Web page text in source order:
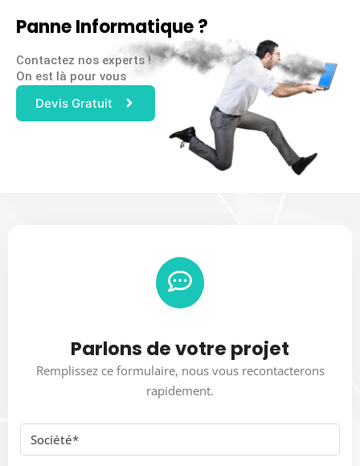
Panne Informatique ?
Contactez nos experts !
On est là pour vous
Devis Gratuit
Parlons de votre projet
Remplissez ce formulaire, nous vous recontacterons
rapidement.